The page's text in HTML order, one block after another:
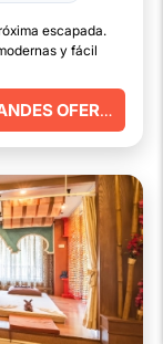
escapada.
y fácil
GRANDES OFERTAS